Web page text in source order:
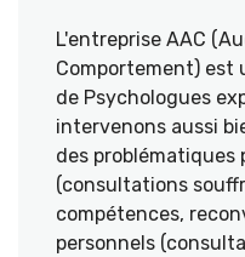
L'entreprise AAC
Comportement) est
de Psychologues
intervenons aussi
des problématiques
(consultations
compétences,
personnels